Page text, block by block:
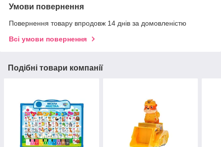
Умови повернення
Повернення товару впродовж 14 днів за домовленістю
Всі умови повернення
Подібні товари компанії